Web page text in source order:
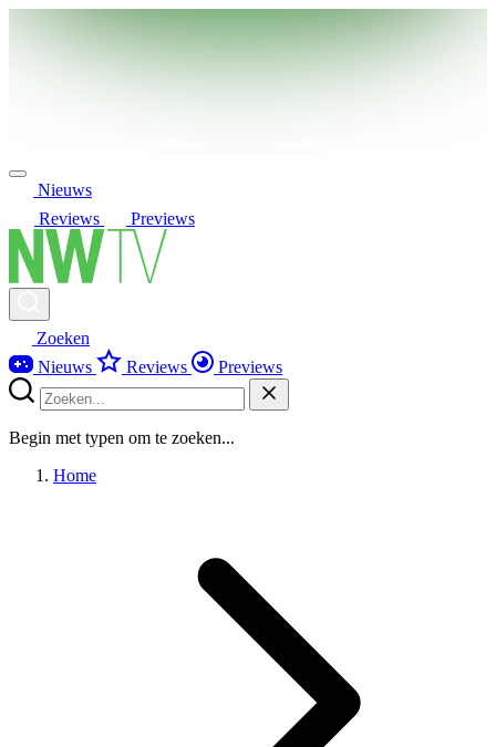
Nieuws
Reviews
Previews
Zoeken
Nieuws
Reviews Previews
Begin met typen om te zoeken...
Home